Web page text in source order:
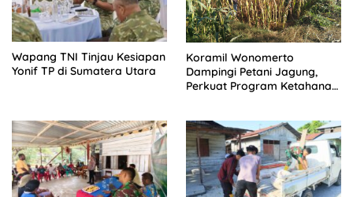
Wapang TNI Tinjau Kesiapan
Yonif TP di Sumatera Utara
Koramil Wonomerto
Dampingi Petani Jagung,
Perkuat Program Ketahanan